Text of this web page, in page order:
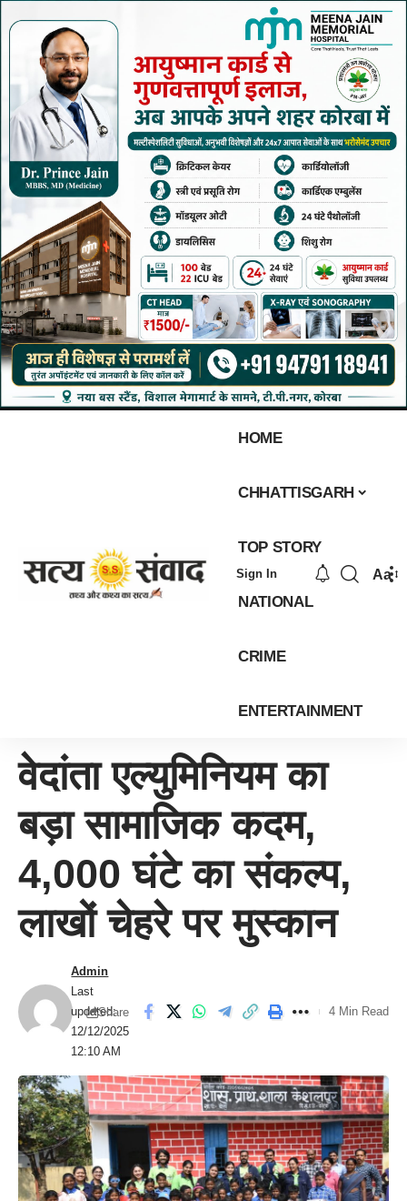
HOME
CHHATTISGARH
TOP STORY
NATIONAL
CRIME
ENTERTAINMENT
Sign In Aa
वेदांता एल्युमिनियम का
बड़ा सामाजिक कदम,
4,000 घंटे का संकल्प,
लाखों चेहरे पर मुस्कान
Last
updated:
12/12/2025
12:10 AM
Admin
Share 4 Min Read